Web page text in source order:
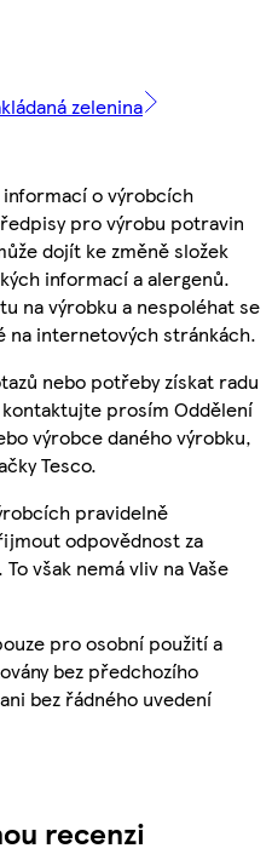
zelenina
o výrobcích
pro výrobu potravin
dojít ke změně složek
informací a alergenů.
na výrobku a nespoléhat se
na internetových stránkách.
nebo potřeby získat radu
prosím Oddělení
výrobce daného výrobku,
Tesco.
pravidelně
odpovědnost za
však nemá vliv na Vaše
pro osobní použití a
bez předchozího
bez řádného uvedení
recenzi